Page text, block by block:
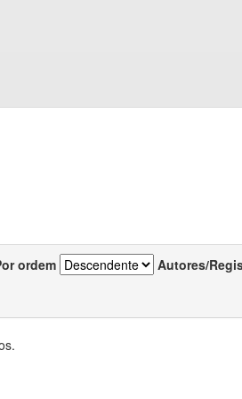
ordem Autores/